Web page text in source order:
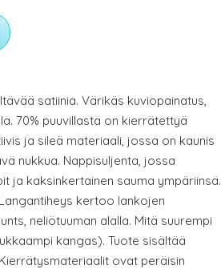
satiinia. Värikäs kuviopainatus,
70% puuvillasta on kierrätettyä
ja sileä materiaali, jossa on kaunis
nukkua. Nappisuljenta, jossa
ja kaksinkertainen sauma ympäriinsä.
kertoo lankojen
neliötuuman alalla. Mitä suurempi
kangas). Tuote sisältää
ovat peräisin